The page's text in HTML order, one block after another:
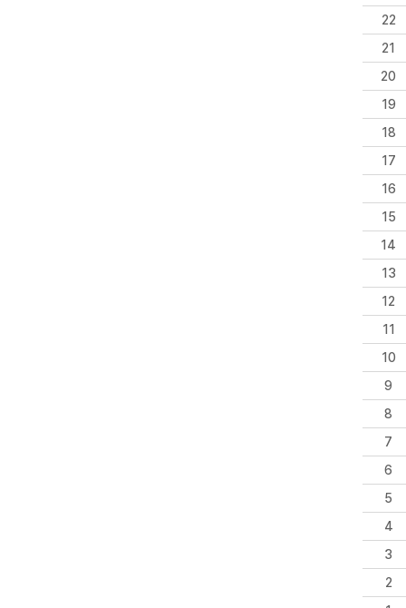
22
21
20
19
18
17
16
15
14
13
12
11
10
9
8
7
6
5
4
3
2